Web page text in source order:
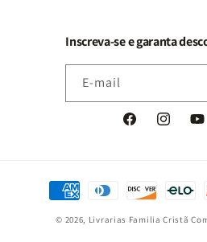
Inscreva-se e garanta
E-mail
FacebookInstagram
Formas
de
pagamento
© 2026, Livrarias Familia Cristã